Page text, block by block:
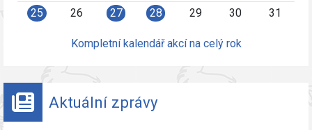
25
26 27 28 29 30 31
Kompletní kalendář akcí na celý rok
Aktuální zprávy